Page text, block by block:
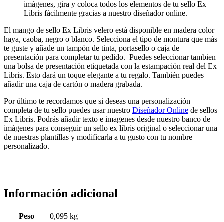
imágenes, gira y coloca todos los elementos de tu sello Ex
Libris fácilmente gracias a nuestro diseñador online.
El mango de sello Ex Libris velero está disponible en madera color
haya, caoba, negro o blanco. Selecciona el tipo de montura que más
te guste y añade un tampón de tinta, portasello o caja de
presentación para completar tu pedido. Puedes seleccionar tambien
una bolsa de presentación etiquetada con la estampación real del Ex
Libris. Esto dará un toque elegante a tu regalo. También puedes
añadir una caja de cartón o madera grabada.
Por último te recordamos que si deseas una personalización
completa de tu sello puedes usar nuestro Diseñador Online de sellos
Ex Libris. Podrás añadir texto e imagenes desde nuestro banco de
imágenes para conseguir un sello ex libris original o seleccionar una
de nuestras plantillas y modificarla a tu gusto con tu nombre
personalizado.
Información adicional
Peso
0,095 kg